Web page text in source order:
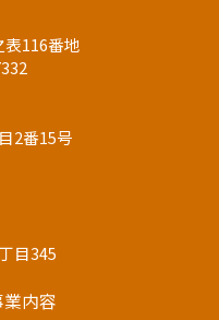
116番地
2番15号
目345
内容